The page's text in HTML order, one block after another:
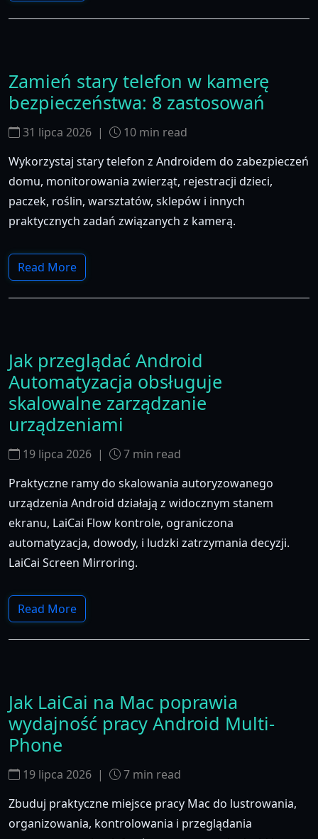
Zamień stary telefon w kamerę
bezpieczeństwa: 8 zastosowań
31 lipca 2026 | 10 min read
Wykorzystaj stary telefon z Androidem do zabezpieczeń
domu, monitorowania zwierząt, rejestracji dzieci,
paczek, roślin, warsztatów, sklepów i innych
praktycznych zadań związanych z kamerą.
Read More
Jak przeglądać Android
Automatyzacja obsługuje
skalowalne zarządzanie
urządzeniami
19 lipca 2026 | 7 min read
Praktyczne ramy do skalowania autoryzowanego
urządzenia Android działają z widocznym stanem
ekranu, LaiCai Flow kontrole, ograniczona
automatyzacja, dowody, i ludzki zatrzymania decyzji.
LaiCai Screen Mirroring.
Read More
Jak LaiCai na Mac poprawia
wydajność pracy Android Multi-
Phone
19 lipca 2026 | 7 min read
Zbuduj praktyczne miejsce pracy Mac do lustrowania,
organizowania, kontrolowania i przeglądania